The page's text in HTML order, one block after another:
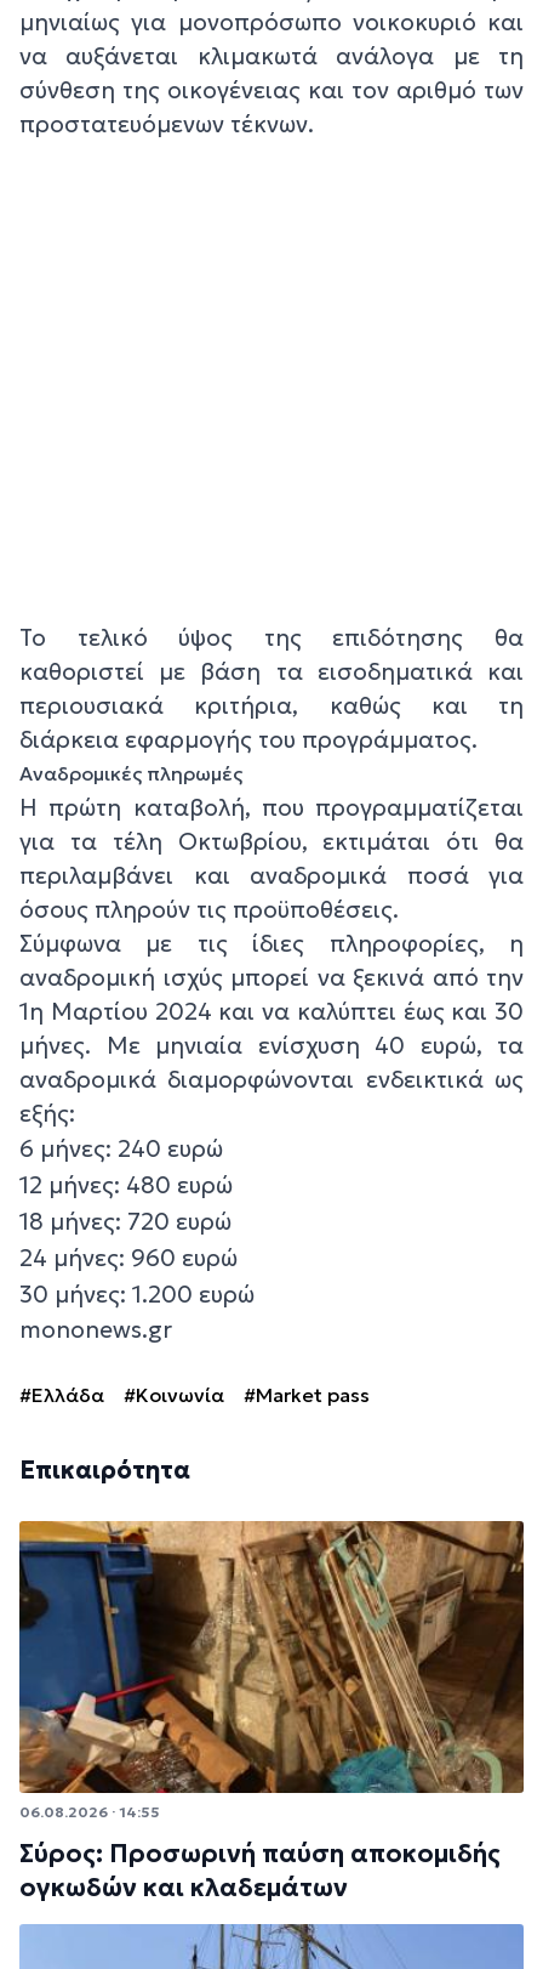
μηνιαίως για μονοπρόσωπο νοικοκυριό και
να αυξάνεται κλιμακωτά ανάλογα με τη
σύνθεση της οικογένειας και τον αριθμό των
προστατευόμενων τέκνων.
Το τελικό ύψος της επιδότησης θα
καθοριστεί με βάση τα εισοδηματικά και
περιουσιακά κριτήρια, καθώς και τη
διάρκεια εφαρμογής του προγράμματος.
Αναδρομικές πληρωμές
Η πρώτη καταβολή, που προγραμματίζεται
για τα τέλη Οκτωβρίου, εκτιμάται ότι θα
περιλαμβάνει και αναδρομικά ποσά για
όσους πληρούν τις προϋποθέσεις.
Σύμφωνα με τις ίδιες πληροφορίες, η
αναδρομική ισχύς μπορεί να ξεκινά από την
1η Μαρτίου 2024 και να καλύπτει έως και 30
μήνες. Με μηνιαία ενίσχυση 40 ευρώ, τα
αναδρομικά διαμορφώνονται ενδεικτικά ως
εξής:
6 μήνες: 240 ευρώ
12 μήνες: 480 ευρώ
18 μήνες: 720 ευρώ
24 μήνες: 960 ευρώ
30 μήνες: 1.200 ευρώ
mononews.gr
#Ελλάδα #Κοινωνία #Market pass
Επικαιρότητα
06.08.2026 · 14:55
Σύρος: Προσωρινή παύση αποκομιδής
ογκωδών και κλαδεμάτων